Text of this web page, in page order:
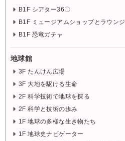
B1F シアター36〇
B1F ミュージアムショップとラウンジ
B1F 恐竜ガチャ
地球館
3F たんけん広場
3F 大地を駆ける生命
2F 科学技術で地球を探る
2F 科学と技術の歩み
1F 地球の多様な生き物たち
1F 地球史ナビゲーター